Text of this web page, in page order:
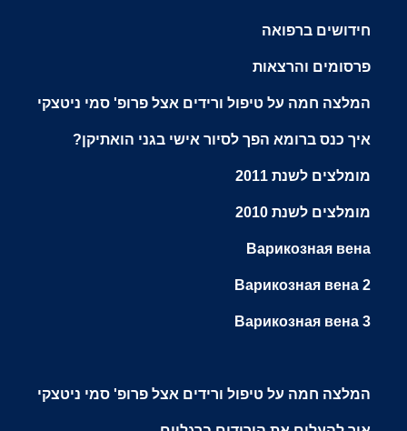
חידושים ברפואה
פרסומים והרצאות
המלצה חמה על טיפול ורידים אצל פרופ' סמי ניטצקי
איך כנס ברומא הפך לסיור אישי בגני הואתיקן?
מומלצים לשנת 2011
מומלצים לשנת 2010
Варикозная вена
Варикозная вена 2
Варикозная вена 3
המלצה חמה על טיפול ורידים אצל פרופ' סמי ניטצקי